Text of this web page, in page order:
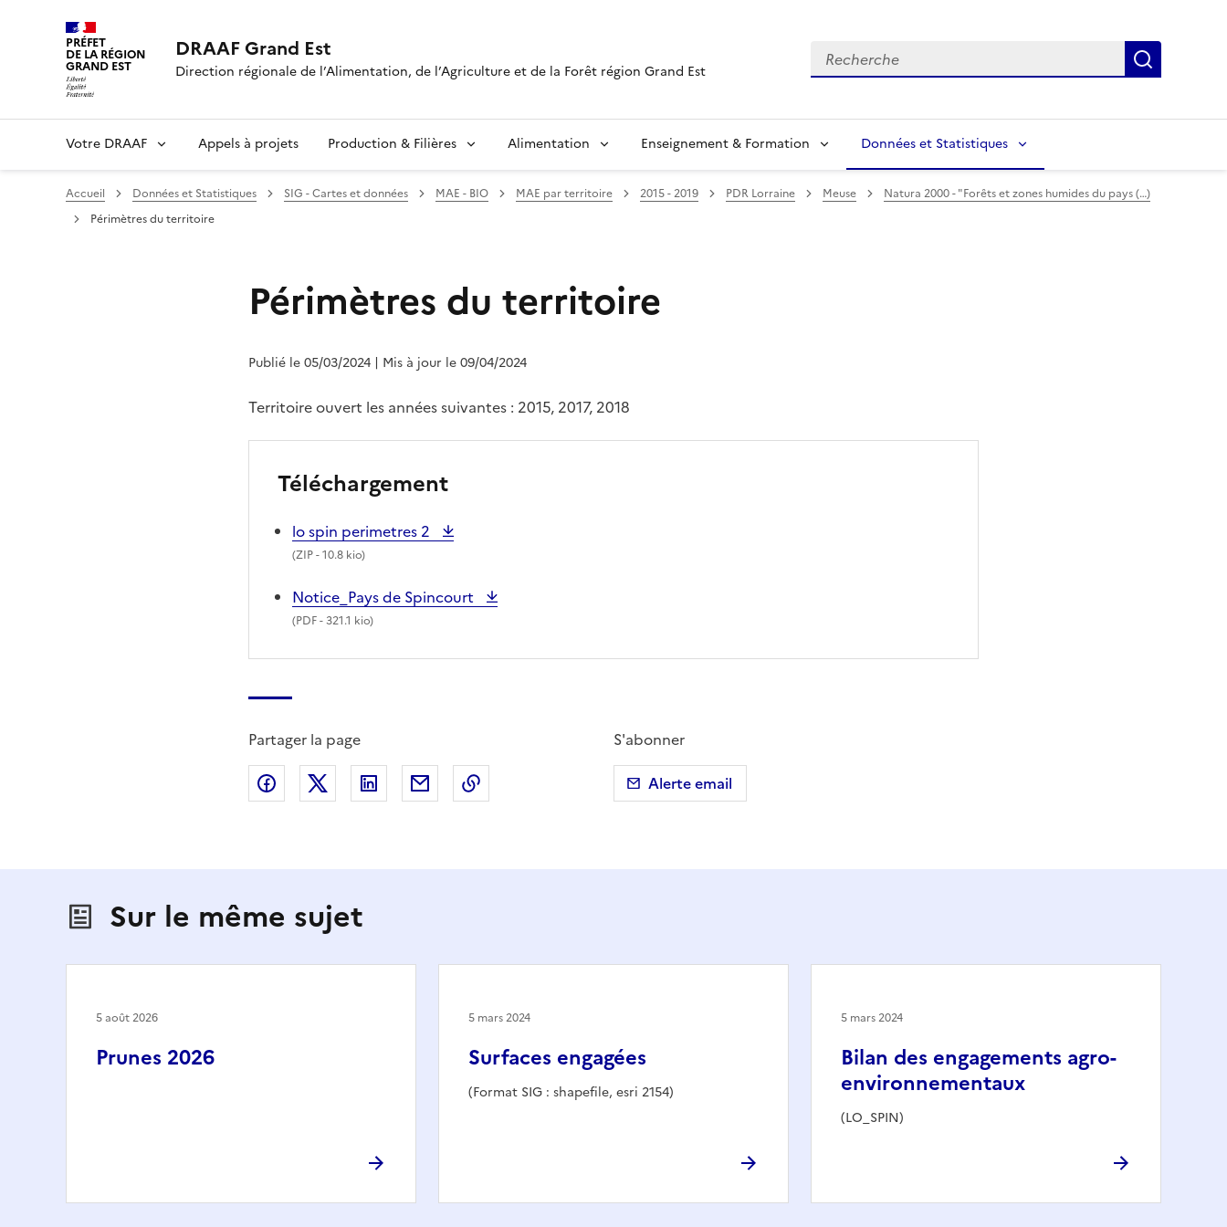
PRÉFET
DE LA RÉGION
GRAND EST
DRAAF Grand Est
Direction régionale de l’Alimentation, de l’Agriculture et de la Forêt région Grand Est
Recherche
Votre DRAAF Appels à projets Production & Filières Alimentation Enseignement & Formation Données et Statistiques
Accueil Données et Statistiques SIG - Cartes et données MAE - BIO MAE par territoire 2015 - 2019 PDR Lorraine Meuse
Natura 2000 - "Forêts et zones humides du pays (…)
Périmètres du territoire
Périmètres du territoire
Publié le 05/03/2024 | Mis à jour le 09/04/2024
Territoire ouvert les années suivantes : 2015, 2017, 2018
Téléchargement
lo spin perimetres 2
(ZIP- 10.8 kio)
Notice_Pays de Spincourt
(PDF- 321.1 kio)
Partager la page
Partager sur Facebook
Partager sur X (anciennement Twitter)
Partager sur LinkedIn
Partager par emailCopier dans le presse-papier
S'abonner
Alerte email
Sur le même sujet
Prunes 2026
5 août 2026
Surfaces engagées
(Format SIG : shapefile, esri 2154)
5 mars 2024
Bilan des engagements agro-
environnementaux
(LO_SPIN)
5 mars 2024